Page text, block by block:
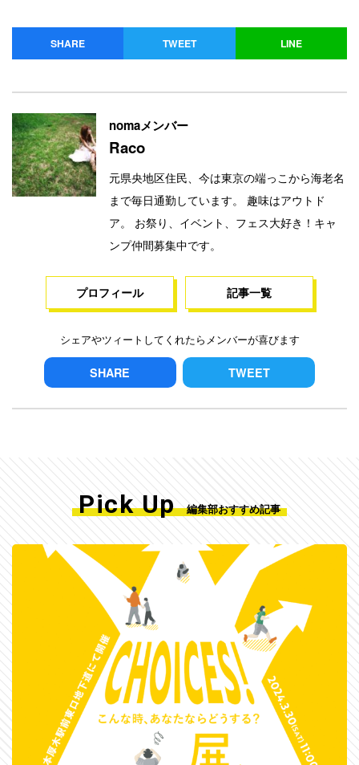
SHARE TWEET LINE
nomaメンバー
Raco
元県央地区住民、今は東京の端っこから海老名
まで毎日通勤しています。 趣味はアウトド
ア。 お祭り、イベント、フェス大好き！キャ
ンプ仲間募集中です。
プロフィール 記事一覧
シェアやツィートしてくれたらメンバーが喜びます
SHARE TWEET
Pick Up 編集部おすすめ記事